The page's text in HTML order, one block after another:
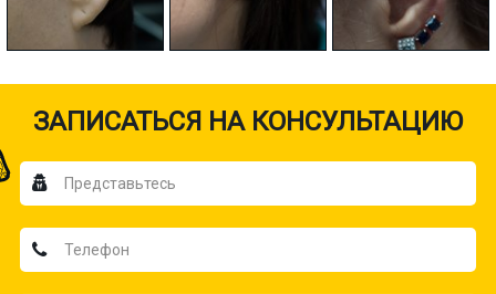
ЗАПИСАТЬСЯ НА КОНСУЛЬТАЦИЮ